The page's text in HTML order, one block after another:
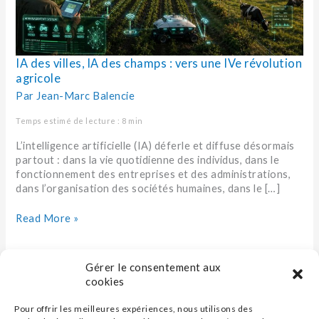
Gérer le consentement aux
cookies
Pour offrir les meilleures expériences, nous utilisons des
IA des villes, IA des champs : vers une IVe révolution
agricole
Par Jean-Marc Balencie
Temps estimé de lecture : 8 min
L’intelligence artificielle (IA) déferle et diffuse désormais
partout : dans la vie quotidienne des individus, dans le
fonctionnement des entreprises et des administrations,
dans l’organisation des sociétés humaines, dans le […]
agricole
Read More »